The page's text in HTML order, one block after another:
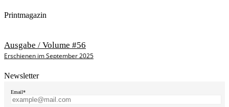
Printmagazin
Ausgabe / Volume #56
Erschienen im September 2025
Newsletter
Email*